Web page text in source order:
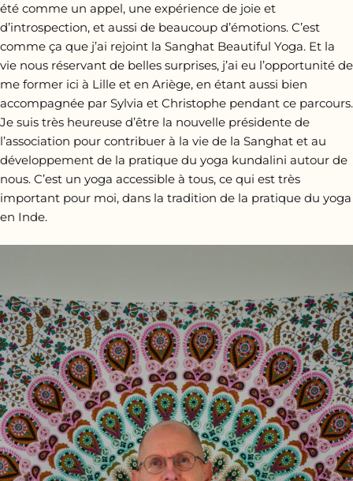
été comme un appel, une expérience de joie et
d’introspection, et aussi de beaucoup d’émotions. C’est
comme ça que j’ai rejoint la Sanghat Beautiful Yoga. Et la
vie nous réservant de belles surprises, j’ai eu l’opportunité de
me former ici à Lille et en Ariège, en étant aussi bien
accompagnée par Sylvia et Christophe pendant ce parcours.
Je suis très heureuse d’être la nouvelle présidente de
l’association pour contribuer à la vie de la Sanghat et au
développement de la pratique du yoga kundalini autour de
nous. C’est un yoga accessible à tous, ce qui est très
important pour moi, dans la tradition de la pratique du yoga
en Inde.